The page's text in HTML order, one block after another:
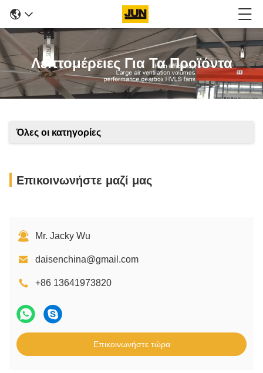
Λεπτομέρειες Για Τα Προϊόντα
Όλες οι κατηγορίες
Επικοινωνήστε μαζί μας
Mr. Jacky Wu
daisenchina@gmail.com
+86 13641973820
Επικοινωνήστε τώρα